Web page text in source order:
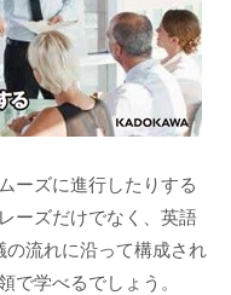
ーズに進行したりする
ーズだけでなく、英語
流れに沿って構成され
学べるでしょう。